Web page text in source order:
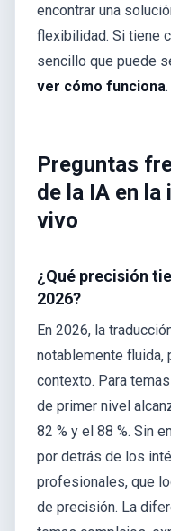
encontrar una
flexibilidad. Si tiene
sencillo que puede
ver cómo funciona.
Preguntas
de la IA en
vivo
¿Qué precisión
2026?
En 2026, la
notablemente fluida,
contexto. Para
de primer nivel
82 % y el 88 %. Sin
por detrás de los
profesionales, que
de precisión. La